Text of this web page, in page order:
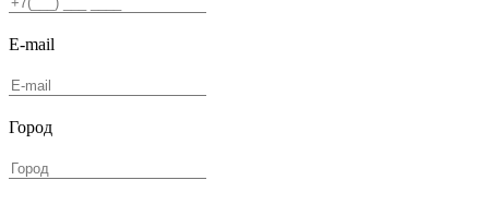
E-mail
Город